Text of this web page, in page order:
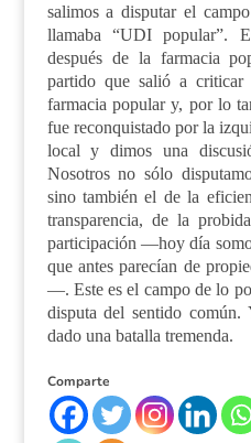
salimos a disputar el
llamaba “UDI popular”.
después de la farmacia
partido que salió a
farmacia popular y, por lo
fue reconquistado por la
local y dimos una
Nosotros no sólo
sino también el de la
transparencia, de la
participación —hoy día
que antes parecían de
—. Este es el campo de lo
disputa del sentido
dado una batalla tremenda.
Comparte